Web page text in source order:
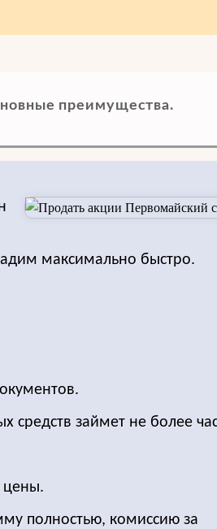
преимущества.
максимально быстро.
средств займет не более
цены.
полностью, комиссию за